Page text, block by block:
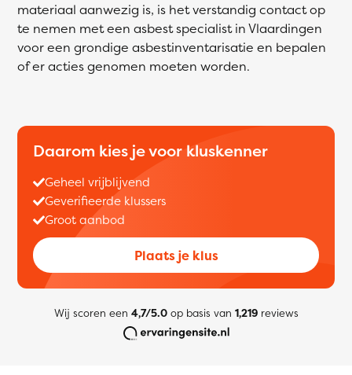
materiaal aanwezig is, is het verstandig contact op
te nemen met een asbest specialist in Vlaardingen
voor een grondige asbestinventarisatie en bepalen
of er acties genomen moeten worden.
Daarom kies je voor kluskenner
Geheel vrijblijvend
Geverifieerde klussers
Groot aanbod
Plaats je klus
Wij scoren een 4,7/5.0op basis van 1,219reviews